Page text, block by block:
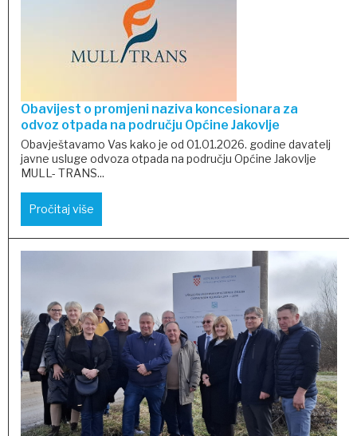
Obavijest o promjeni naziva koncesionara za
odvoz otpada na području Općine Jakovlje
Obavještavamo Vas kako je od 01.01.2026. godine davatelj
javne usluge odvoza otpada na području Općine Jakovlje
MULL- TRANS...
Pročitaj više